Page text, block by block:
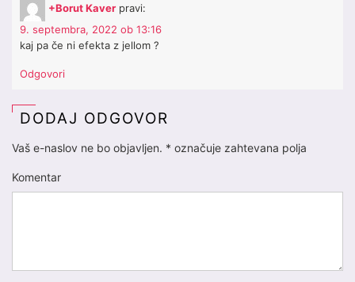
+Borut Kaver pravi:
9. septembra, 2022 ob 13:16
kaj pa če ni efekta z jellom ?
Odgovori
DODAJ ODGOVOR
Vaš e-naslov ne bo objavljen. * označuje zahtevana polja
Komentar